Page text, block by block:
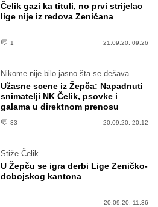
Čelik gazi ka tituli, no prvi strijelac
lige nije iz redova Zeničana
1 21.09.20. 09:26
Nikome nije bilo jasno šta se dešava
Užasne scene iz Žepča: Napadnuti
snimatelji NK Čelik, psovke i
galama u direktnom prenosu
33 20.09.20. 20:12
Stiže Čelik
U Žepču se igra derbi Lige Zeničko-
dobojskog kantona
20.09.20. 11:36